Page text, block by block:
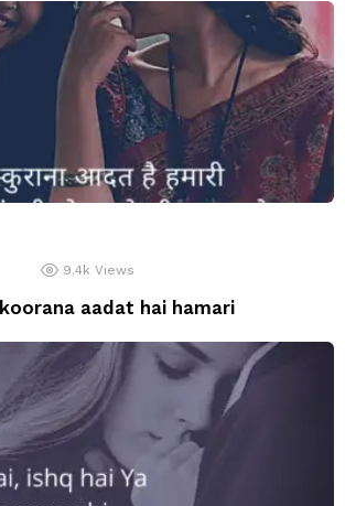
9.4k Views
aadat hai hamari